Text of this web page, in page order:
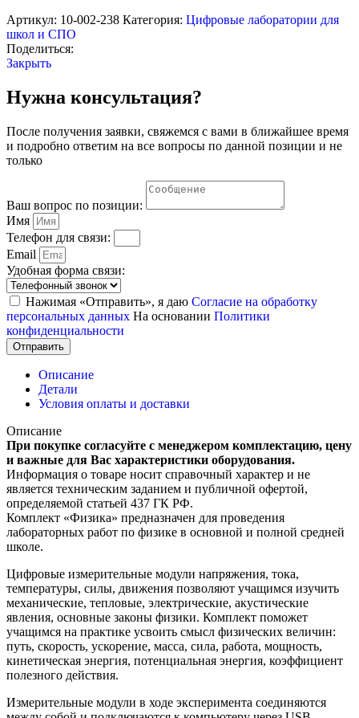
обучающегося
Артикул: 10-002-238 Категория: Цифровые лаборатории для
школ и СПО
Поделиться:
Закрыть
Нужна консультация?
После получения заявки, свяжемся с вами в ближайшее время
и подробно ответим на все вопросы по данной позиции и не
только
Ваш вопрос по позиции:
Имя
Телефон для связи:
Email
Удобная форма связи:
Нажимая «Отправить», я даю Согласие на обработку
персональных данных На основании Политики
конфиденциальности
Отправить
Описание
Детали
Условия оплаты и доставки
Описание
При покупке согласуйте с менеджером комплектацию, цену
и важные для Вас характеристики оборудования.
Информация о товаре носит справочный характер и не
является техническим заданием и публичной офертой,
определяемой статьей 437 ГК РФ.
Комплект «Физика» предназначен для проведения
лабораторных работ по физике в основной и полной средней
школе.
Цифровые измерительные модули напряжения, тока,
температуры, силы, движения позволяют учащимся изучить
механические, тепловые, электрические, акустические
явления, основные законы физики. Комплект поможет
учащимся на практике усвоить смысл физических величин:
путь, скорость, ускорение, масса, сила, работа, мощность,
кинетическая энергия, потенциальная энергия, коэффициент
полезного действия.
Измерительные модули в ходе эксперимента соединяются